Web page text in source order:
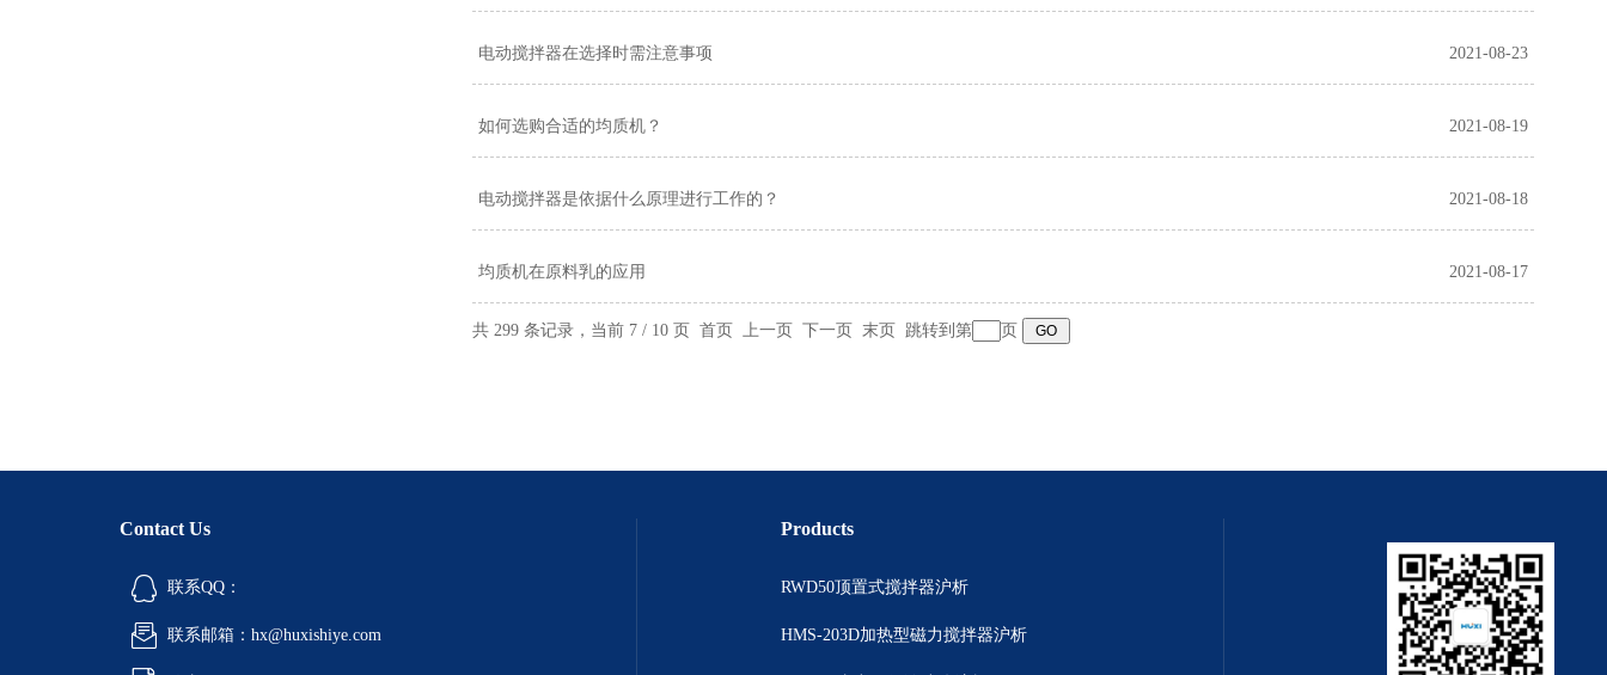
电动搅拌器在选择时需注意事项 2021-08-23
如何选购合适的均质机？ 2021-08-19
电动搅拌器是依据什么原理进行工作的？ 2021-08-18
均质机在原料乳的应用 2021-08-17
共 299 条记录，当前 7 / 10 页 首页 上一页 下一页 末页 跳转到第 页
Contact Us
联系QQ：
联系邮箱：hx@huxishiye.com
Products
RWD50顶置式搅拌器沪析
HMS-203D加热型磁力搅拌器沪析